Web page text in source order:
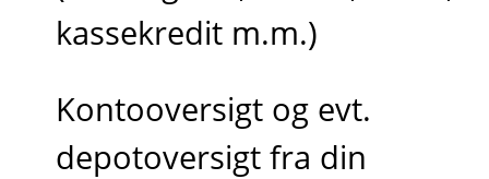
kassekredit m.m.)
Kontooversigt og evt.
depotoversigt fra din